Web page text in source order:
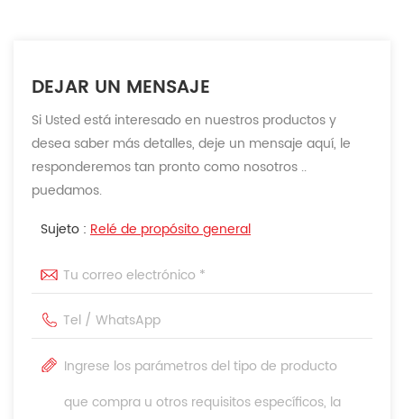
DEJAR UN MENSAJE
Si Usted está interesado en nuestros productos y
desea saber más detalles, deje un mensaje aquí, le
responderemos tan pronto como nosotros ..
puedamos.
Sujeto : Relé de propósito general